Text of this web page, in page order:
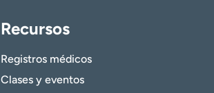
Recursos
Registros médicos
Clases y eventos